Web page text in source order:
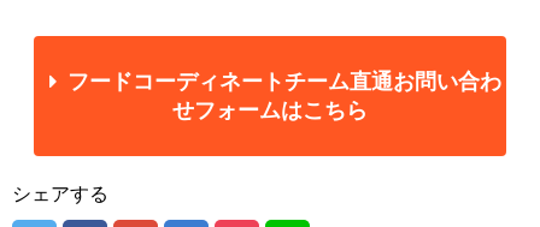
フードコーディネートチーム直通お問い合わ
せフォームはこちら
シェアする